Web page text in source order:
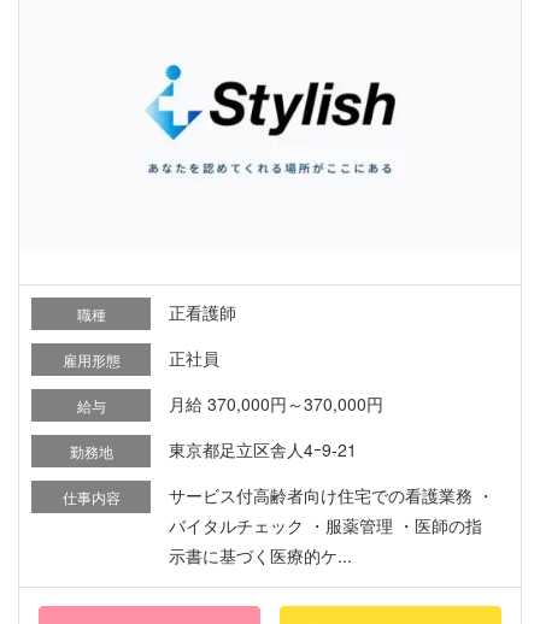
職種 正看護師
雇用形態 正社員
給与 月給 370,000円～370,000円
勤務地 東京都足立区舎人4ｰ9-21
仕事内容
サービス付高齢者向け住宅での看護業務 ・
バイタルチェック ・服薬管理 ・医師の指
示書に基づく医療的ケ...